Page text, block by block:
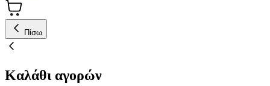
Πίσω
Καλάθι αγορών